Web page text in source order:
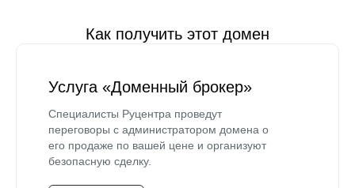
Как получить этот домен
Услуга «Доменный брокер»
Специалисты Руцентра проведут
переговоры с администратором домена о
его продаже по вашей цене и организуют
безопасную сделку.